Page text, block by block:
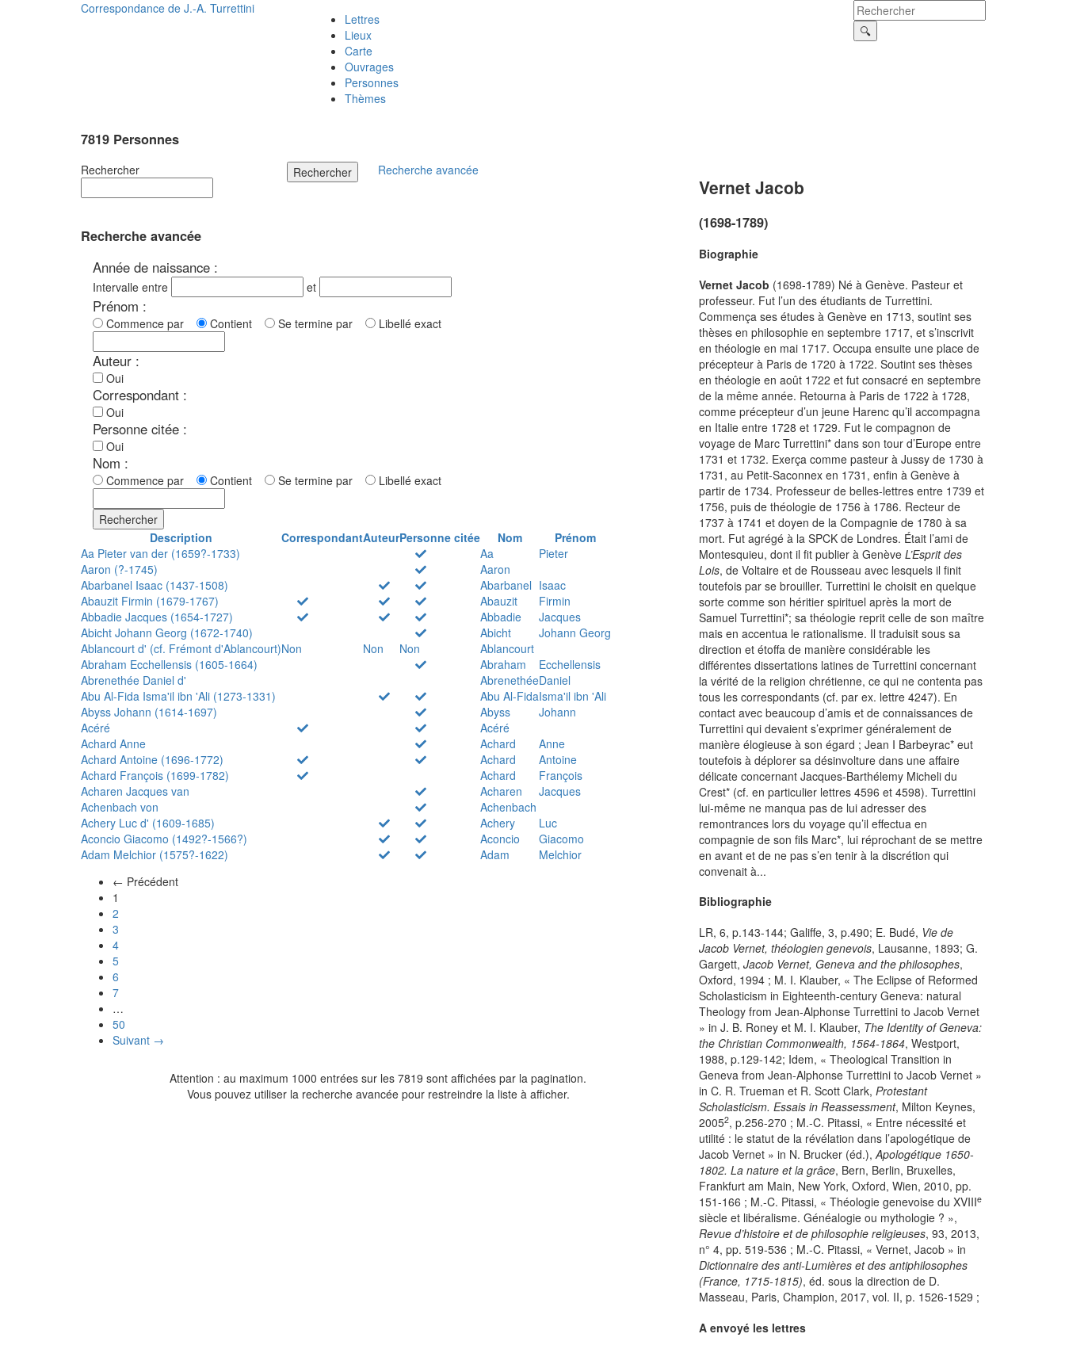
Correspondance de J.-A. Turrettini
Lettres
Lieux
Carte
Ouvrages
Personnes
Thèmes
7819 Personnes
Rechercher Rechercher Recherche avancée
Recherche avancée
Année de naissance :
Intervalle entre et
Prénom :
Commence par Contient Se termine par Libellé exact
Auteur :
Oui
Correspondant :
Oui
Personne citée :
Oui
Nom :
Commence par Contient Se termine par Libellé exact
Rechercher
Description
CorrespondantAuteurPersonne citée Nom
Prénom
Aa Pieter van der (1659?-1733)
Aa
Pieter
Aaron (?-1745)
Aaron
Abarbanel Isaac (1437-1508)
Abarbanel Isaac
Abauzit Firmin (1679-1767)
Abauzit
Firmin
Abbadie Jacques (1654-1727)
Abbadie
Jacques
Abicht Johann Georg (1672-1740)
Abicht
Johann Georg
Ablancourt d' (cf. Frémont d'Ablancourt)Non Non Non
Ablancourt
Abraham Ecchellensis (1605-1664)
Abraham
Ecchellensis
Abrenethée Daniel d'
AbrenethéeDaniel
Abu Al-Fida Isma'il ibn 'Ali (1273-1331)
Abu Al-FidaIsma'il ibn 'Ali
Abyss Johann (1614-1697)
Abyss
Johann
Acéré
Acéré
Achard Anne
Achard
Anne
Achard Antoine (1696-1772)
Achard
Antoine
Achard François (1699-1782)
Achard
François
Acharen Jacques van
Acharen
Jacques
Achenbach von
Achenbach
Achery Luc d' (1609-1685)
Achery
Luc
Aconcio Giacomo (1492?-1566?)
Aconcio
Giacomo
Adam Melchior (1575?-1622)
Adam
Melchior
← Précédent
1
2
3
4
5
6
7
…
50
Suivant →
Attention : au maximum 1000 entrées sur les 7819 sont affichées par la pagination.
Vous pouvez utiliser la recherche avancée pour restreindre la liste à afficher.
Vernet Jacob
(1698-1789)
Biographie
Vernet Jacob (1698-1789) Né à Genève. Pasteur et
professeur. Fut l’un des étudiants de Turrettini.
Commença ses études à Genève en 1713, soutint ses
thèses en philosophie en septembre 1717, et s’inscrivit
en théologie en mai 1717. Occupa ensuite une place de
précepteur à Paris de 1720 à 1722. Soutint ses thèses
en théologie en août 1722 et fut consacré en septembre
de la même année. Retourna à Paris de 1722 à 1728,
comme précepteur d’un jeune Harenc qu’il accompagna
en Italie entre 1728 et 1729. Fut le compagnon de
voyage de Marc Turrettini* dans son tour d’Europe entre
1731 et 1732. Exerça comme pasteur à Jussy de 1730 à
1731, au Petit-Saconnex en 1731, enfin à Genève à
partir de 1734. Professeur de belles-lettres entre 1739 et
1756, puis de théologie de 1756 à 1786. Recteur de
1737 à 1741 et doyen de la Compagnie de 1780 à sa
mort. Fut agrégé à la SPCK de Londres. Était l’ami de
Montesquieu, dont il fit publier à Genève L’Esprit des
Lois, de Voltaire et de Rousseau avec lesquels il finit
toutefois par se brouiller. Turrettini le choisit en quelque
sorte comme son héritier spirituel après la mort de
Samuel Turrettini*; sa théologie reprit celle de son maître
mais en accentua le rationalisme. Il traduisit sous sa
direction et étoffa de manière considérable les
différentes dissertations latines de Turrettini concernant
la vérité de la religion chrétienne, ce qui ne contenta pas
tous les correspondants (cf. par ex. lettre 4247). En
contact avec beaucoup d’amis et de connaissances de
Turrettini qui devaient s’exprimer généralement de
manière élogieuse à son égard ; Jean I Barbeyrac* eut
toutefois à déplorer sa désinvolture dans une affaire
délicate concernant Jacques-Barthélemy Micheli du
Crest* (cf. en particulier lettres 4596 et 4598). Turrettini
lui-même ne manqua pas de lui adresser des
remontrances lors du voyage qu’il effectua en
compagnie de son fils Marc*, lui réprochant de se mettre
en avant et de ne pas s’en tenir à la discrétion qui
convenait à...
Bibliographie
LR, 6, p.143-144; Galiffe, 3, p.490; E. Budé, Vie de
Jacob Vernet, théologien genevois, Lausanne, 1893; G.
Gargett, Jacob Vernet, Geneva and the philosophes,
Oxford, 1994 ; M. I. Klauber, « The Eclipse of Reformed
Scholasticism in Eighteenth-century Geneva: natural
Theology from Jean-Alphonse Turrettini to Jacob Vernet
» in J. B. Roney et M. I. Klauber, The Identity of Geneva:
the Christian Commonwealth, 1564-1864, Westport,
1988, p.129-142; Idem, « Theological Transition in
Geneva from Jean-Alphonse Turrettini to Jacob Vernet »
in C. R. Trueman et R. Scott Clark, Protestant
Scholasticism. Essais in Reassessment, Milton Keynes,
20052, p.256-270 ; M.-C. Pitassi, « Entre nécessité et
utilité : le statut de la révélation dans l’apologétique de
Jacob Vernet » in N. Brucker (éd.),Apologétique 1650-
1802. La nature et la grâce, Bern, Berlin, Bruxelles,
Frankfurt am Main, New York, Oxford, Wien, 2010, pp.
151-166 ; M.-C. Pitassi, « Théologie genevoise du XVIIIe
siècle et libéralisme. Généalogie ou mythologie ? »,
Revue d’histoire et de philosophie religieuses, 93, 2013,
n° 4, pp. 519-536 ; M.-C. Pitassi, « Vernet, Jacob » in
Dictionnaire des anti-Lumières et des antiphilosophes
(France, 1715-1815), éd. sous la direction de D.
Masseau, Paris, Champion, 2017, vol. II, p. 1526-1529 ;
A envoyé les lettres